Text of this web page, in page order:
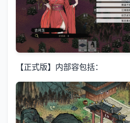
【正式版】内部容包括：